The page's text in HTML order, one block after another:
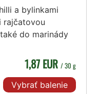
a bylinkami
rajčatovou
do marinády
1,87 EUR / 30 g
Vybrať balenie